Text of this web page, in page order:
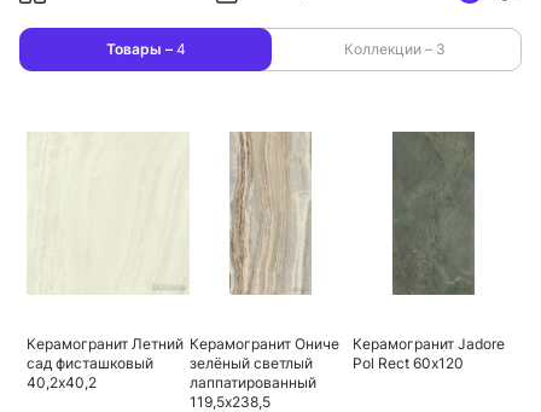
Товары – 4 Коллекции – 3
Керамогранит Летний
сад фисташковый
40,2х40,2
Керамогранит Ониче
зелёный светлый
лаппатированный
119,5х238,5
Керамогранит Jadore
Pol Rect 60х120